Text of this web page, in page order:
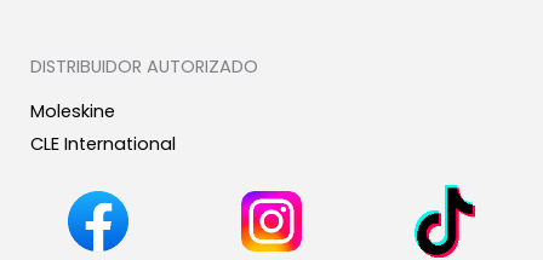
DISTRIBUIDOR AUTORIZADO
Moleskine
CLE International